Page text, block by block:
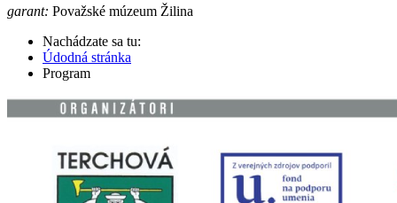
garant: Považské múzeum Žilina
Nachádzate sa tu:
Údodná stránka
Program